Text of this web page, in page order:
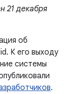
21 декабря
об
К его выходу
системы
.